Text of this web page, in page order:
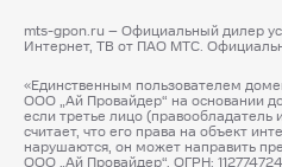
mts-gpon.ru – Официальный дилер
Интернет, ТВ от ПАО МТС.
«Единственным пользователем
ООО „Ай Провайдер“ на основании
если третье лицо
считает, что его права на объект
нарушаются, он может направить
ООО „Ай Провайдер“, ОГРН: